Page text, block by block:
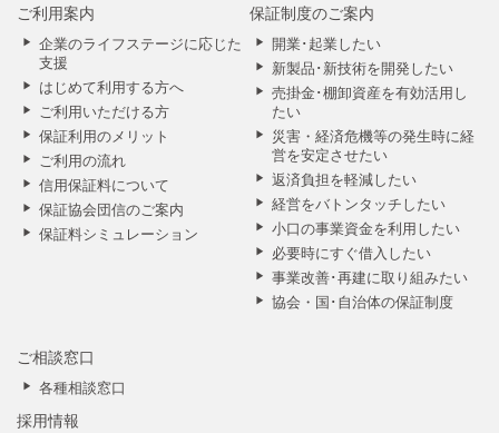
ご利用案内
企業のライフステージに応じた
支援
はじめて利用する方へ
ご利用いただける方
保証利用のメリット
ご利用の流れ
信用保証料について
保証協会団信のご案内
保証料シミュレーション
保証制度のご案内
開業･起業したい
新製品･新技術を開発したい
売掛金･棚卸資産を有効活用し
たい
災害・経済危機等の発生時に経
営を安定させたい
返済負担を軽減したい
経営をバトンタッチしたい
小口の事業資金を利用したい
必要時にすぐ借入したい
事業改善･再建に取り組みたい
協会・国･自治体の保証制度
ご相談窓口
各種相談窓口
採用情報